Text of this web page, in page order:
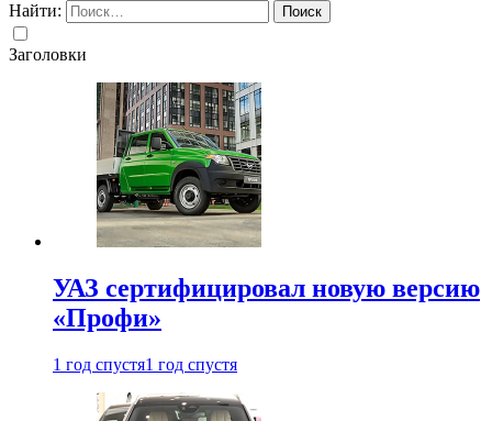
Найти:
Заголовки
УАЗ сертифицировал новую версию
«Профи»
1 год спустя1 год спустя